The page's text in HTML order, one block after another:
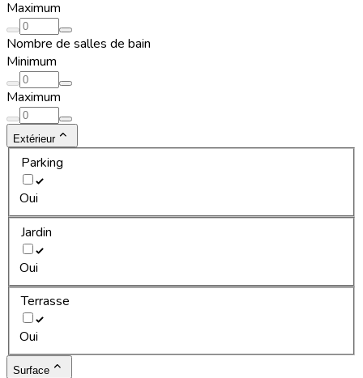
Maximum
Nombre de salles de bain
Minimum
Maximum
Extérieur
Parking
Oui
Jardin
Oui
Terrasse
Oui
Surface